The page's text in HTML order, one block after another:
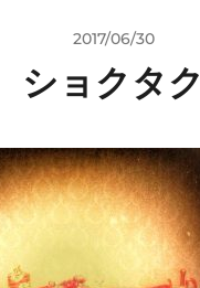
2017/06/30
ショクタク